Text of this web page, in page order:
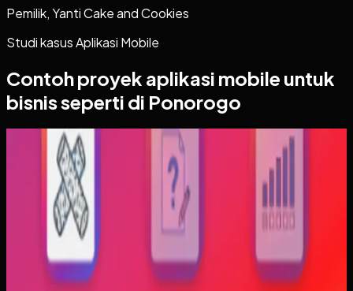
Pemilik, Yanti Cake and Cookies
Studi kasusAplikasi Mobile
Contoh proyek aplikasi mobile untuk
bisnis seperti di Ponorogo
Aplikasi Mobile
Trajectfika
Trajectfika
Sebelumnya
Mahasiswa sering kesulitan menghubungkan persamaan
matematis dengan perilaku fisik yang sebenarnya,